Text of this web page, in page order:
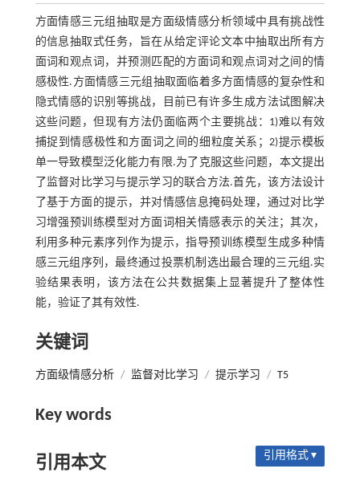
方面情感三元组抽取是方面级情感分析领域中具有挑战性
的信息抽取式任务，旨在从给定评论文本中抽取出所有方
面词和观点词，并预测匹配的方面词和观点词对之间的情
感极性.方面情感三元组抽取面临着多方面情感的复杂性和
隐式情感的识别等挑战，目前已有许多生成方法试图解决
这些问题，但现有方法仍面临两个主要挑战：1)难以有效
捕捉到情感极性和方面词之间的细粒度关系；2)提示模板
单一导致模型泛化能力有限.为了克服这些问题，本文提出
了监督对比学习与提示学习的联合方法.首先，该方法设计
了基于方面的提示，并对情感信息掩码处理，通过对比学
习增强预训练模型对方面词相关情感表示的关注；其次，
利用多种元素序列作为提示，指导预训练模型生成多种情
感三元组序列，最终通过投票机制选出最合理的三元组.实
验结果表明，该方法在公共数据集上显著提升了整体性
能，验证了其有效性.
关键词
方面级情感分析 / 监督对比学习 / 提示学习 / T5
Key words
引用本文 引用格式 ▾